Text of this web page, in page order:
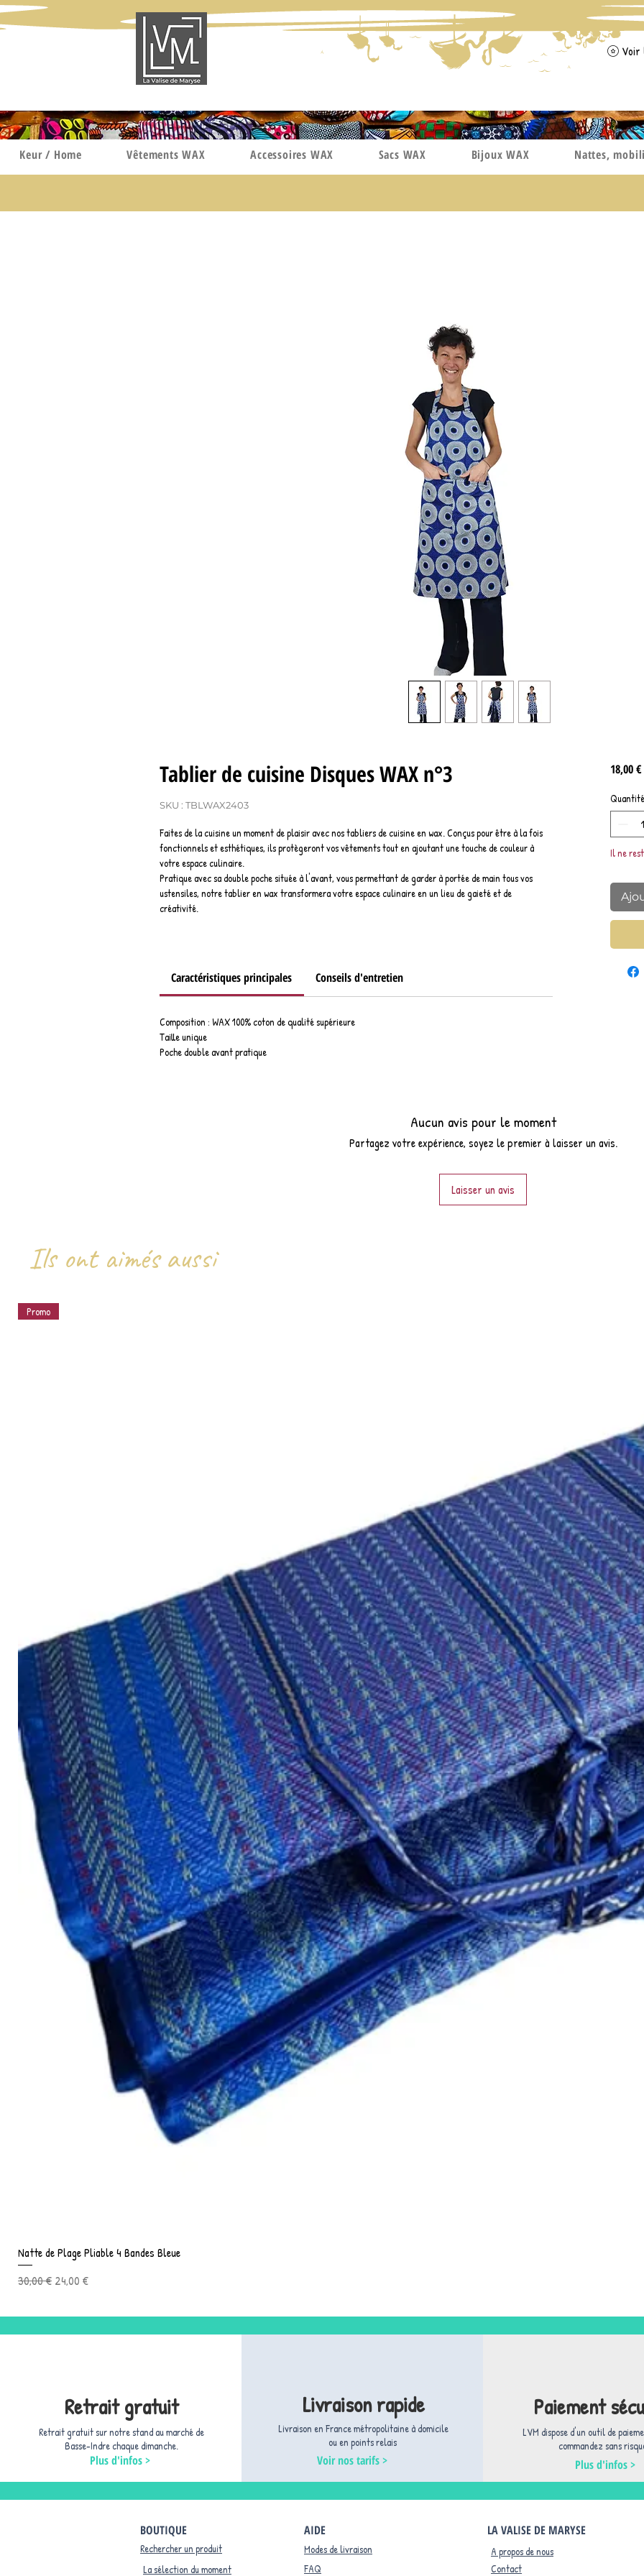
Voir
Keur / Home Vêtements WAX Accessoires WAX Sacs WAX Bijoux WAX Nattes,
Tablier de cuisine Disques WAX n°3
SKU : TBLWAX2403
Faites de la cuisine un moment de plaisir avec nos tabliers de cuisine en wax. Conçus pour être à la fois
fonctionnels et esthétiques, ils protègeront vos vêtements tout en ajoutant une touche de couleur à
votre espace culinaire.
Pratique avec sa double poche située à l'avant, vous permettant de garder à portée de main tous vos
ustensiles, notre tablier en wax transformera votre espace culinaire en un lieu de gaieté et de
créativité.
Caractéristiques principales Conseils d'entretien
Composition : WAX 100% coton de qualité supérieure
Taille unique
Poche double avant pratique
18,00 €
Quantité
Il ne
Aucun avis pour le moment
Partagez votre expérience, soyez le premier à laisser un avis.
Laisser un avis
Ils ont aimés aussi
Promo
Natte de Plage Pliable 4 Bandes Bleue
Prix original
30,00 € Prix promotionnel
24,00 €
Retrait gratuit
Retrait gratuit sur notre stand au marché de
Basse-Indre chaque dimanche.
Plus d'infos >
Livraison rapide
Livraison en France métropolitaine à domicile
ou en points relais
Voir nos tarifs >
Paiement
LVM dispose d'un outil de
commandez sans
Plus d'infos >
BOUTIQUE
Rechercher un produit
La sélection du moment
AIDE
Modes de livraison
FAQ
LA VALISE DE MARYSE
A propos de nous
Contact